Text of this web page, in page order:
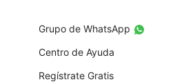
Grupo de WhatsApp
Centro de Ayuda
Regístrate Gratis